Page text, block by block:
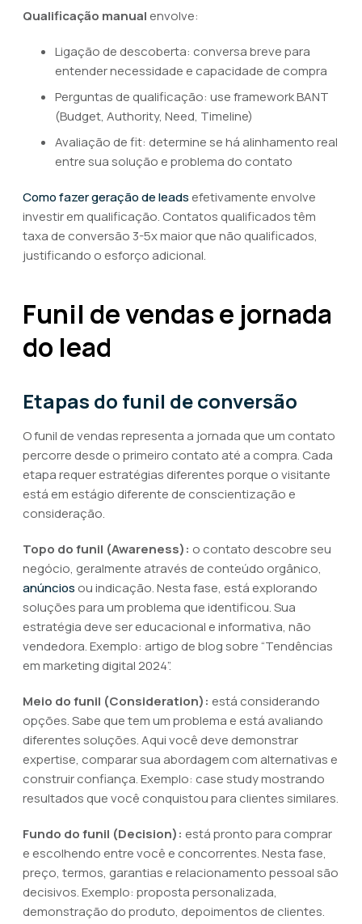
Qualificação manual envolve:
Ligação de descoberta: conversa breve para
entender necessidade e capacidade de compra
Perguntas de qualificação: use framework BANT
(Budget, Authority, Need, Timeline)
Avaliação de fit: determine se há alinhamento real
entre sua solução e problema do contato
Como fazer geração de leads efetivamente envolve
investir em qualificação. Contatos qualificados têm
taxa de conversão 3-5x maior que não qualificados,
justificando o esforço adicional.
Funil de vendas e jornada
do lead
Etapas do funil de conversão
O funil de vendas representa a jornada que um contato
percorre desde o primeiro contato até a compra. Cada
etapa requer estratégias diferentes porque o visitante
está em estágio diferente de conscientização e
consideração.
Topo do funil (Awareness): o contato descobre seu
negócio, geralmente através de conteúdo orgânico,
anúncios ou indicação. Nesta fase, está explorando
soluções para um problema que identificou. Sua
estratégia deve ser educacional e informativa, não
vendedora. Exemplo: artigo de blog sobre “Tendências
em marketing digital 2024”.
Meio do funil (Consideration): está considerando
opções. Sabe que tem um problema e está avaliando
diferentes soluções. Aqui você deve demonstrar
expertise, comparar sua abordagem com alternativas e
construir confiança. Exemplo: case study mostrando
resultados que você conquistou para clientes similares.
Fundo do funil (Decision): está pronto para comprar
e escolhendo entre você e concorrentes. Nesta fase,
preço, termos, garantias e relacionamento pessoal são
decisivos. Exemplo: proposta personalizada,
demonstração do produto, depoimentos de clientes.